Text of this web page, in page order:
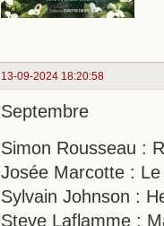
13-09-2024 18:20:58
Septembre
Simon Rousseau :
Josée Marcotte :
Sylvain Johnson :
Steve Laflamme :